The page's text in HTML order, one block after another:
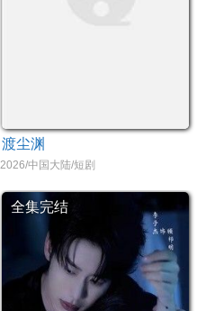
渡尘渊
2026/中国大陆/短剧
全集完结